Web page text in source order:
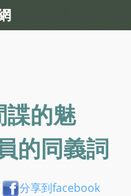
諜的魅
的同義詞
分享到facebook